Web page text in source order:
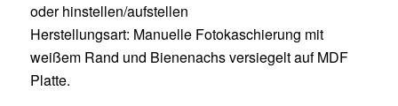
oder hinstellen/aufstellen
Herstellungsart: Manuelle Fotokaschierung mit
weißem Rand und Bienenachs versiegelt auf MDF
Platte.